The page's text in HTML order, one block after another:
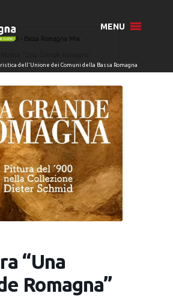
MENU
Eventi - Bassa Romagna Mia
“Una
Romagna”